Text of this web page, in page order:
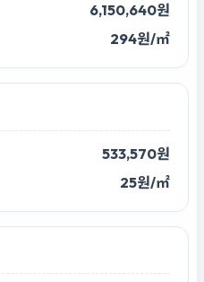
6,150,640원
294원/㎡
533,570원
25원/㎡